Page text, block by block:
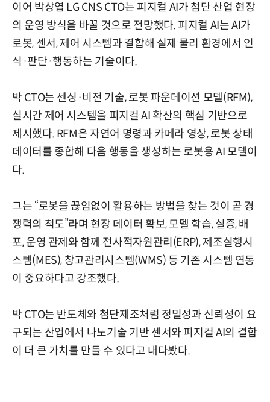
이어 박상엽 LG CNS CTO는 피지컬 AI가 첨단 산업 현장
의 운영 방식을 바꿀 것으로 전망했다. 피지컬 AI는 AI가
로봇, 센서, 제어 시스템과 결합해 실제 물리 환경에서 인
식·판단·행동하는 기술이다.
박 CTO는 센싱·비전 기술, 로봇 파운데이션 모델(RFM),
실시간 제어 시스템을 피지컬 AI 확산의 핵심 기반으로
제시했다. RFM은 자연어 명령과 카메라 영상, 로봇 상태
데이터를 종합해 다음 행동을 생성하는 로봇용 AI 모델이
다.
그는 “로봇을 끊임없이 활용하는 방법을 찾는 것이 곧 경
쟁력의 척도”라며 현장 데이터 확보, 모델 학습, 실증, 배
포, 운영 관제와 함께 전사적자원관리(ERP), 제조실행시
스템(MES), 창고관리시스템(WMS) 등 기존 시스템 연동
이 중요하다고 강조했다.
박 CTO는 반도체와 첨단제조처럼 정밀성과 신뢰성이 요
구되는 산업에서 나노기술 기반 센서와 피지컬 AI의 결합
이 더 큰 가치를 만들 수 있다고 내다봤다.